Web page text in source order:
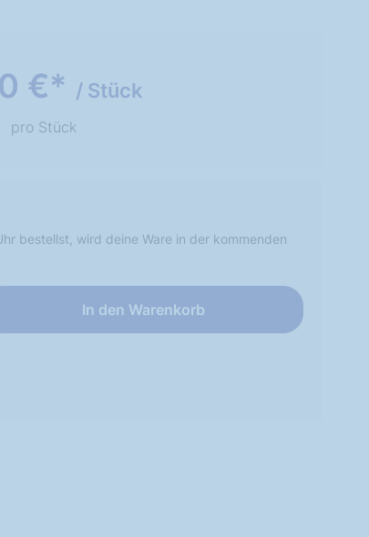
€* / Stück
pro Stück
bestellst, wird deine Ware in der kommenden
In den Warenkorb